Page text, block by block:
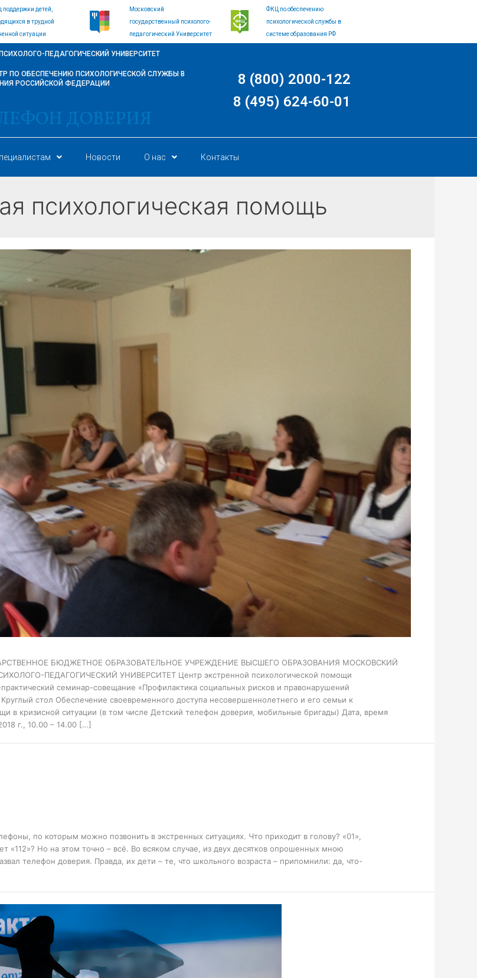
поддержки детей,
в трудной
ситуации
Московский
государственный психолого-
педагогический Университет
ФКЦ по обеспечению
психологической службы в
системе образования РФ
ПЕДАГОГИЧЕСКИЙ УНИВЕРСИТЕТ
ПО ОБЕСПЕЧЕНИЮ ПСИХОЛОГИЧЕСКОЙ СЛУЖБЫ В
РОССИЙСКОЙ ФЕДЕРАЦИИ
ДОВЕРИЯ
8 (800) 2000-122
8 (495) 624-60-01
Новости О нас Контакты
психологическая помощь
БЮДЖЕТНОЕ ОБРАЗОВАТЕЛЬНОЕ УЧРЕЖДЕНИЕ ВЫСШЕГО ОБРАЗОВАНИЯ МОСКОВСКИЙ
ПЕДАГОГИЧЕСКИЙ УНИВЕРСИТЕТ Центр экстренной психологической помощи
семинар-совещание «Профилактика социальных рисков и правонарушений
стол Обеспечение своевременного доступа несовершеннолетнего и его семьи к
в кризисной ситуации (в том числе Детский телефон доверия, мобильные бригады) Дата, время
г., 10.00 – 14.00 […]
по которым можно позвонить в экстренных ситуациях. Что приходит в голову? «01»,
«112»? Но на этом точно – всё. Во всяком случае, из двух десятков опрошенных мною
телефон доверия. Правда, их дети – те, что школьного возраста – припомнили: да, что-